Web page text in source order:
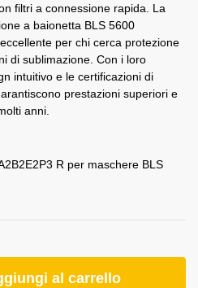
filtri a connessione rapida. La
a baionetta BLS 5600
per chi cerca protezione
di sublimazione. Con i loro
intuitivo e le certificazioni di
prestazioni superiori e
anni.
R per maschere BLS
al carrello